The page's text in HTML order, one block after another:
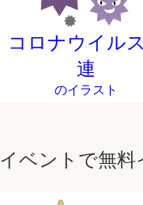
コロナウイル
連
のイラスト
イベントで無料